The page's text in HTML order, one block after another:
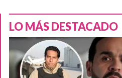
LO MÁS DESTACADO